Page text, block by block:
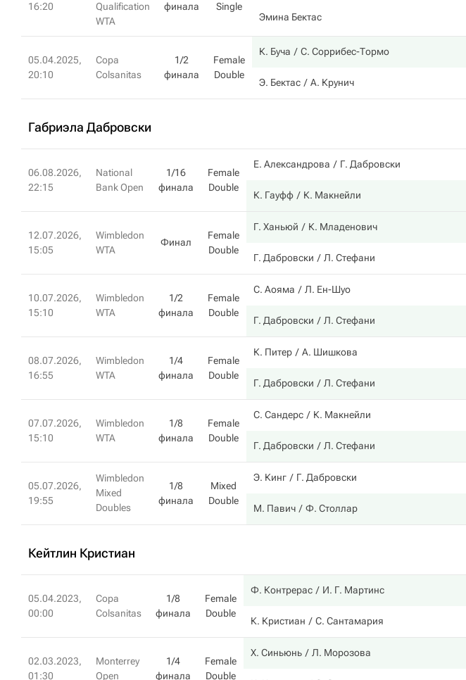
16:20
Qualification
WTA
финала
Single
Эмина Бектас
05.04.2025,
20:10
Copa
Colsanitas
1/2
финала
Female
Double
К. Буча С. Соррибес-Тормо
Э. Бектас А. Крунич
Габриэла Дабровски
06.08.2026,
22:15
National
Bank Open
1/16
финала
Female
Double
Е. Александрова Г. Дабровски
К. Гауфф К. Макнейли
12.07.2026,
15:05
Wimbledon
WTA
Финал
Female
Double
Г. Ханьюй К. Младенович
Г. Дабровски Л. Стефани
10.07.2026,
15:10
Wimbledon
WTA
1/2
финала
Female
Double
С. Аояма Л. Ен-Шуо
Г. Дабровски Л. Стефани
08.07.2026,
16:55
Wimbledon
WTA
1/4
финала
Female
Double
К. Питер А. Шишкова
Г. Дабровски Л. Стефани
07.07.2026,
15:10
Wimbledon
WTA
1/8
финала
Female
Double
С. Сандерс К. Макнейли
Г. Дабровски Л. Стефани
05.07.2026,
19:55
Wimbledon
Mixed
Doubles
1/8
финала
Mixed
Double
Э. Кинг Г. Дабровски
М. Павич Ф. Столлар
Кейтлин Кристиан
05.04.2023,
00:00
Copa
Colsanitas
1/8
финала
Female
Double
Ф. Контрерас И. Г. Мартинс
К. Кристиан С. Сантамария
02.03.2023,
01:30
Monterrey
Open
1/4
финала
Female
Double
Х. Синьюнь Л. Морозова